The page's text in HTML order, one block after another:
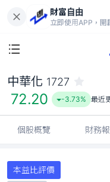
財富自由
立即使用APP，開
中華化 1727
72.20 -3.73% 最近
個股概覽 財務
本益比評價